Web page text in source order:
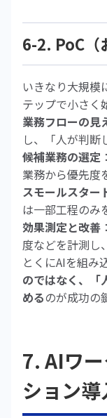
6-2. PoC（
いきなり大規模
テップで小さく
業務フローの見
し、「人が判断
候補業務の選定
業務から優先度
スモールスター
は一部工程のみ
効果測定と改善
度などを計測し
とくにAIを組み
のではなく、「
めるのが成功の
7. AIワ
ション